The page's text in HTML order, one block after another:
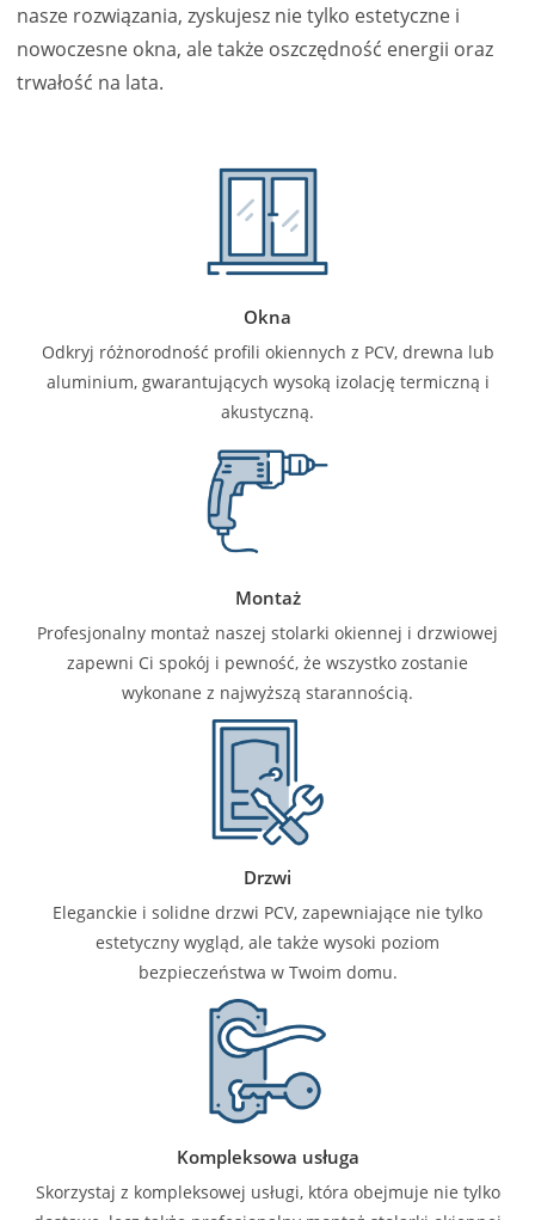
nasze rozwiązania, zyskujesz nie tylko estetyczne i
nowoczesne okna, ale także oszczędność energii oraz
trwałość na lata.
Okna
Odkryj różnorodność profili okiennych z PCV, drewna lub
aluminium, gwarantujących wysoką izolację termiczną i
akustyczną.
Montaż
Profesjonalny montaż naszej stolarki okiennej i drzwiowej
zapewni Ci spokój i pewność, że wszystko zostanie
wykonane z najwyższą starannością.
Drzwi
Eleganckie i solidne drzwi PCV, zapewniające nie tylko
estetyczny wygląd, ale także wysoki poziom
bezpieczeństwa w Twoim domu.
Kompleksowa usługa
Skorzystaj z kompleksowej usługi, która obejmuje nie tylko